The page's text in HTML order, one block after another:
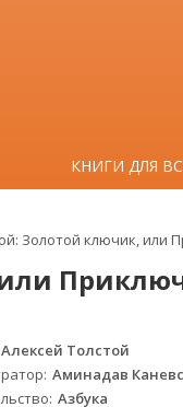
КНИГИ ДЛЯ
Золотой ключик, или
Алексей Толстой
Аминадав
Азбука